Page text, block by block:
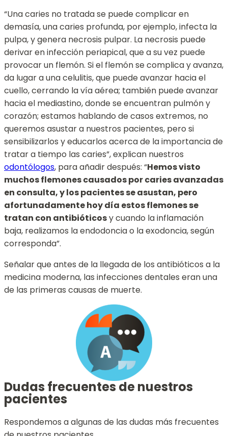
“Una caries no tratada se puede complicar en
demasía, una caries profunda, por ejemplo, infecta la
pulpa, y genera necrosis pulpar. La necrosis puede
derivar en infección periapical, que a su vez puede
provocar un flemón. Si el flemón se complica y avanza,
da lugar a una celulitis, que puede avanzar hacia el
cuello, cerrando la vía aérea; también puede avanzar
hacia el mediastino, donde se encuentran pulmón y
corazón; estamos hablando de casos extremos, no
queremos asustar a nuestros pacientes, pero si
sensibilizarlos y educarlos acerca de la importancia de
tratar a tiempo las caries”, explican nuestros
odontólogos, para añadir después: “Hemos visto
muchos flemones causados por caries avanzadas
en consulta, y los pacientes se asustan, pero
afortunadamente hoy día estos flemones se
tratan con antibióticosy cuando la inflamación
baja, realizamos la endodoncia o la exodoncia, según
corresponda”.
Señalar que antes de la llegada de los antibióticos a la
medicina moderna, las infecciones dentales eran una
de las primeras causas de muerte.
Dudas frecuentes de nuestros
pacientes
Respondemos a algunas de las dudas más frecuentes